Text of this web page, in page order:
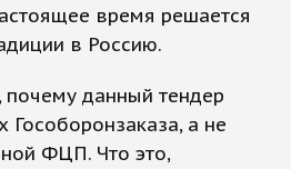
время решается
в Россию.
данный тендер
Гособоронзаказа, а не
ФЦП. Что это,